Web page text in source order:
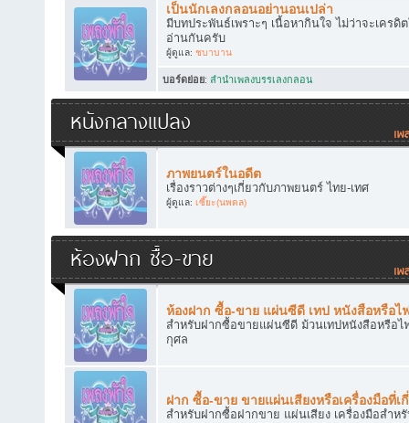
เป็นนักเลงกลอนอย่านอนเปล่า
มีบทประพันธ์เพราะๆ เนื้อหากินใจ ไม่ว่าจะเครดิ
อ่านกันครับ
ผู้ดูแล: ชบาบาน
บอร์ดย่อย: ลำนำเพลงบรรเลงกลอน
หนังกลางแปลง
ภาพยนตร์ในอดีต
เรื่องราวต่างๆเกี่ยวกับภาพยนตร์ ไทย-เทศ
ผู้ดูแล: เซี๊ยะ(นพดล)
ห้องฝาก ซื้อ-ขาย
ห้องฝาก ซื้อ-ขาย แผ่นซีดี เทป หนังสือหรือไ
สำหรับฝากซื้อขายแผ่นซีดี ม้วนเทปหนังสือหรือไ
กุศล
ฝาก ซื้อ-ขาย ขายแผ่นเสียงหรือเครื่องมือที่เ
สำหรับฝากซื้อฝากขาย แผ่นเสียง เครื่องมือสำหรั